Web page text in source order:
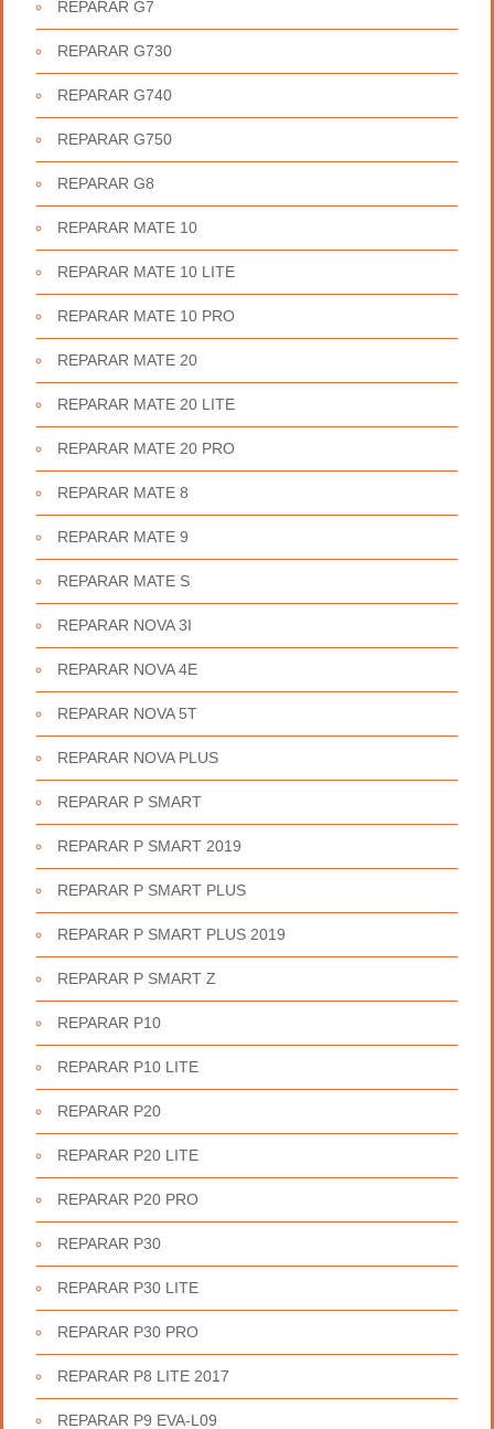
REPARAR G7
REPARAR G730
REPARAR G740
REPARAR G750
REPARAR G8
REPARAR MATE 10
REPARAR MATE 10 LITE
REPARAR MATE 10 PRO
REPARAR MATE 20
REPARAR MATE 20 LITE
REPARAR MATE 20 PRO
REPARAR MATE 8
REPARAR MATE 9
REPARAR MATE S
REPARAR NOVA 3I
REPARAR NOVA 4E
REPARAR NOVA 5T
REPARAR NOVA PLUS
REPARAR P SMART
REPARAR P SMART 2019
REPARAR P SMART PLUS
REPARAR P SMART PLUS 2019
REPARAR P SMART Z
REPARAR P10
REPARAR P10 LITE
REPARAR P20
REPARAR P20 LITE
REPARAR P20 PRO
REPARAR P30
REPARAR P30 LITE
REPARAR P30 PRO
REPARAR P8 LITE 2017
REPARAR P9 EVA-L09